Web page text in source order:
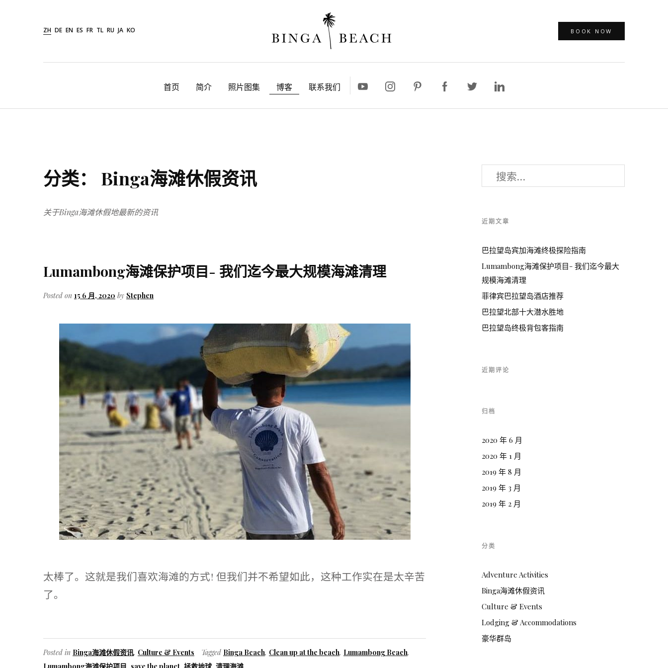
ZH DE EN ES FR TL RU JA KO BOOK NOW
首页 简介 照片图集 博客 联系我们
分类： Binga海滩休假资讯
关于Binga海滩休假地最新的资讯
Lumambong海滩保护项目- 我们迄今最大规模海滩清理
Posted on 15 6 月, 2020 by Stephen
太棒了。这就是我们喜欢海滩的方式! 但我们并不希望如此，这种工作实在是太辛苦
了。
Posted in Binga海滩休假资讯, Culture & Events Tagged Binga Beach, Clean up at the beach, Lumambong Beach,
近期文章
巴拉望岛宾加海滩终极探险指南
Lumambong海滩保护项目- 我们迄今最大
规模海滩清理
菲律宾巴拉望岛酒店推荐
巴拉望北部十大潜水胜地
巴拉望岛终极背包客指南
近期评论
归档
2020 年 6 月
2020 年 1 月
2019 年 8 月
2019 年 3 月
2019 年 2 月
分类
Adventure Activities
Binga海滩休假资讯
Culture & Events
Lodging & Accommodations
豪华群岛